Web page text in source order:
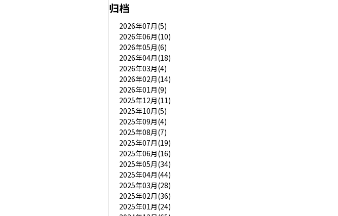
归档
2026年07月(5)
2026年06月(10)
2026年05月(6)
2026年04月(18)
2026年03月(4)
2026年02月(14)
2026年01月(9)
2025年12月(11)
2025年10月(5)
2025年09月(4)
2025年08月(7)
2025年07月(19)
2025年06月(16)
2025年05月(34)
2025年04月(44)
2025年03月(28)
2025年02月(36)
2025年01月(24)